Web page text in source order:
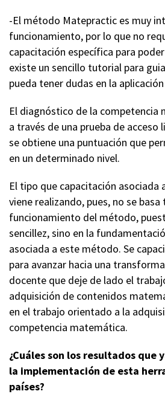
-El método Matepractic es muy
funcionamiento, por lo que no
capacitación específica para
existe un sencillo tutorial para
pueda tener dudas en la
El diagnóstico de la competencia
a través de una prueba de acceso
se obtiene una puntuación que
en un determinado nivel.
El tipo que capacitación asociada
viene realizando, pues, no se
funcionamiento del método,
sencillez, sino en la
asociada a este método. Se
para avanzar hacia una
docente que deje de lado el
adquisición de contenidos
en el trabajo orientado a la
competencia matemática.
¿Cuáles son los resultados que
la implementación de esta
países?